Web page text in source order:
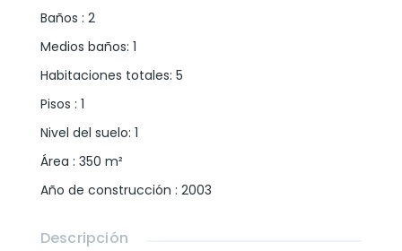
Baños : 2
Medios baños: 1
Habitaciones totales: 5
Pisos : 1
Nivel del suelo: 1
Área : 350 m²
Año de construcción : 2003
Descripción